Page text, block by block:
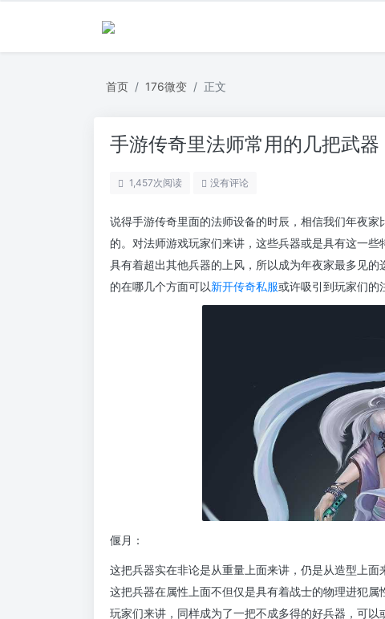
首页 176微变 正文
手游传奇里法师常用的几把武器
1,457次阅读 没有评论
说得手游传奇里面的法师设备的时辰，相信我们年夜
的。对法师游戏玩家们来讲，这些兵器或是具有这一
具有着超出其他兵器的上风，所以成为年夜家最多见
的在哪几个方面可以新开传奇私服或许吸引到玩家们的
偃月：
这把兵器实在非论是从重量上面来讲，仍是从造型上
这把兵器在属性上面不但仅是具有着战士的物理进犯
玩家们来讲，同样成为了一把不成多得的好兵器，可以